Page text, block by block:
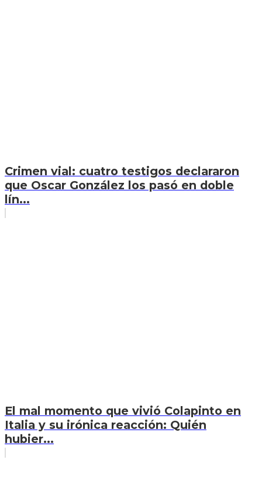
Crimen vial: cuatro testigos declararon
que Oscar González los pasó en doble
lín...
El mal momento que vivió Colapinto en
Italia y su irónica reacción: Quién
hubier...